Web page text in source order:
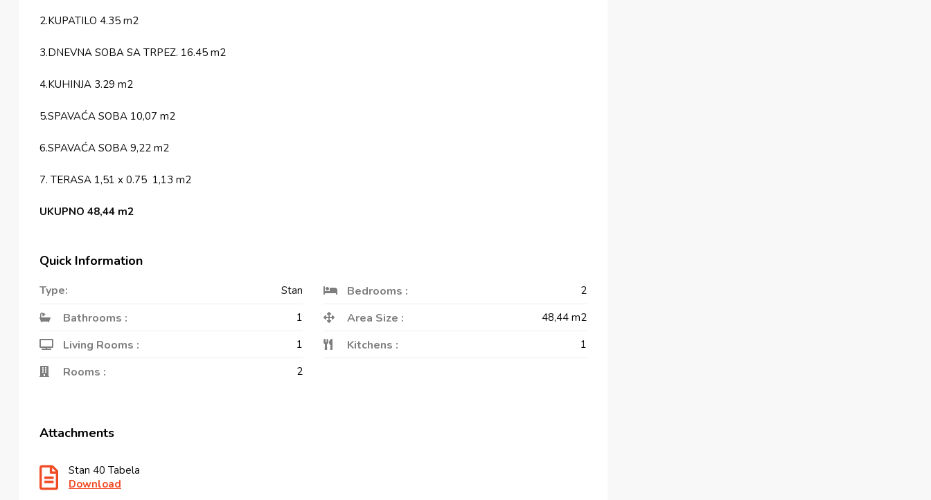
2.KUPATILO 4.35 m2
3.DNEVNA SOBA SA TRPEZ. 16.45 m2
4.KUHINJA 3.29 m2
5.SPAVAĆA SOBA 10,07 m2
6.SPAVAĆA SOBA 9,22 m2
7. TERASA 1,51 x 0.75 1,13 m2
UKUPNO 48,44 m2
Quick Information
Type: Stan Bedrooms : 2
Bathrooms : 1 Area Size : 48,44 m2
Living Rooms : 1 Kitchens : 1
Rooms : 2
Attachments
Stan 40 Tabela
Download